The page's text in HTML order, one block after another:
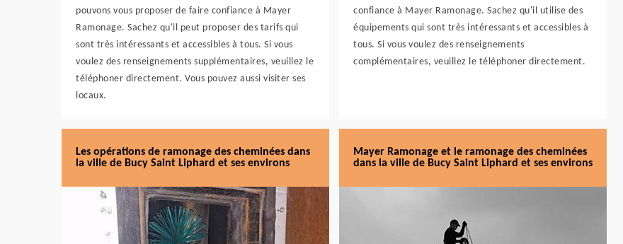
pouvons vous proposer de faire confiance à Mayer
Ramonage. Sachez qu'il peut proposer des tarifs qui
sont très intéressants et accessibles à tous. Si vous
voulez des renseignements supplémentaires, veuillez le
téléphoner directement. Vous pouvez aussi visiter ses
locaux.
confiance à Mayer Ramonage. Sachez qu'il utilise des
équipements qui sont très intéressants et accessibles à
tous. Si vous voulez des renseignements
complémentaires, veuillez le téléphoner directement.
Les opérations de ramonage des cheminées dans
la ville de Bucy Saint Liphard et ses environs
Mayer Ramonage et le ramonage des cheminées
dans la ville de Bucy Saint Liphard et ses environs